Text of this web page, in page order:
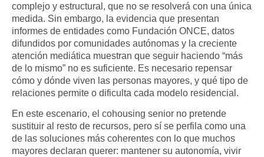
complejo y estructural, que no se resolverá con una única
medida. Sin embargo, la evidencia que presentan
informes de entidades como Fundación ONCE, datos
difundidos por comunidades autónomas y la creciente
atención mediática muestran que seguir haciendo “más
de lo mismo” no es suficiente. Es necesario repensar
cómo y dónde viven las personas mayores, y qué tipo de
relaciones permite o dificulta cada modelo residencial.​
En este escenario, el cohousing senior no pretende
sustituir al resto de recursos, pero sí se perfila como una
de las soluciones más coherentes con lo que muchos
mayores declaran querer: mantener su autonomía, vivir